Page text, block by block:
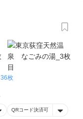
36枚
QRコード決済可